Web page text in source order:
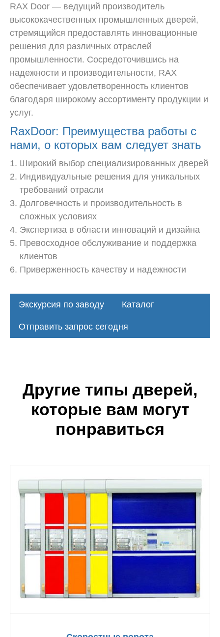
RAX Door — ведущий производитель
высококачественных промышленных дверей,
стремящийся предоставлять инновационные
решения для различных отраслей
промышленности. Сосредоточившись на
надежности и производительности, RAX
обеспечивает удовлетворенность клиентов
благодаря широкому ассортименту продукции и
услуг.
RaxDoor: Преимущества работы с
нами, о которых вам следует знать
Широкий выбор специализированных дверей
Индивидуальные решения для уникальных
требований отрасли
Долговечность и производительность в
сложных условиях
Экспертиза в области инноваций и дизайна
Превосходное обслуживание и поддержка
клиентов
Приверженность качеству и надежности
Экскурсия по заводу Каталог
Отправить запрос сегодня
Другие типы дверей,
которые вам могут
понравиться